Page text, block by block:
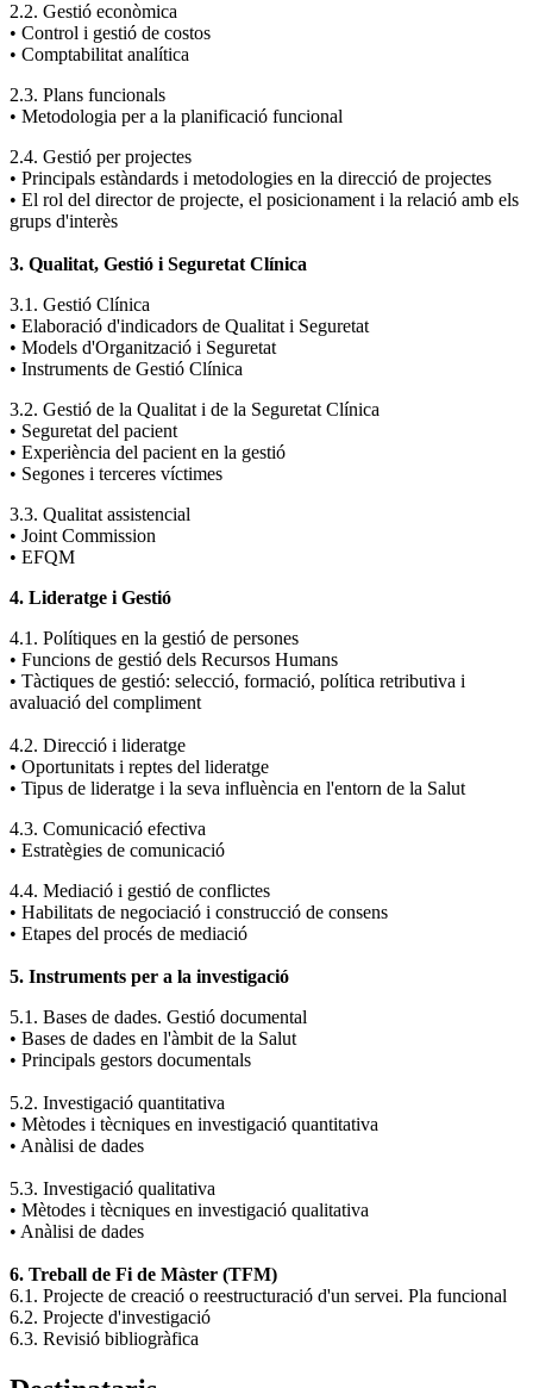
2.2. Gestió econòmica
• Control i gestió de costos
• Comptabilitat analítica
2.3. Plans funcionals
• Metodologia per a la planificació funcional
2.4. Gestió per projectes
• Principals estàndards i metodologies en la direcció de projectes
• El rol del director de projecte, el posicionament i la relació amb els
grups d'interès
3. Qualitat, Gestió i Seguretat Clínica
3.1. Gestió Clínica
• Elaboració d'indicadors de Qualitat i Seguretat
• Models d'Organització i Seguretat
• Instruments de Gestió Clínica
3.2. Gestió de la Qualitat i de la Seguretat Clínica
• Seguretat del pacient
• Experiència del pacient en la gestió
• Segones i terceres víctimes
3.3. Qualitat assistencial
• Joint Commission
• EFQM
4. Lideratge i Gestió
4.1. Polítiques en la gestió de persones
• Funcions de gestió dels Recursos Humans
• Tàctiques de gestió: selecció, formació, política retributiva i
avaluació del compliment
4.2. Direcció i lideratge
• Oportunitats i reptes del lideratge
• Tipus de lideratge i la seva influència en l'entorn de la Salut
4.3. Comunicació efectiva
• Estratègies de comunicació
4.4. Mediació i gestió de conflictes
• Habilitats de negociació i construcció de consens
• Etapes del procés de mediació
5. Instruments per a la investigació
5.1. Bases de dades. Gestió documental
• Bases de dades en l'àmbit de la Salut
• Principals gestors documentals
5.2. Investigació quantitativa
• Mètodes i tècniques en investigació quantitativa
• Anàlisi de dades
5.3. Investigació qualitativa
• Mètodes i tècniques en investigació qualitativa
• Anàlisi de dades
6. Treball de Fi de Màster (TFM)
6.1. Projecte de creació o reestructuració d'un servei. Pla funcional
6.2. Projecte d'investigació
6.3. Revisió bibliogràfica